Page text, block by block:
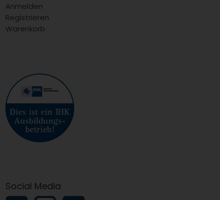
Anmelden
Registrieren
Warenkorb
Social Media